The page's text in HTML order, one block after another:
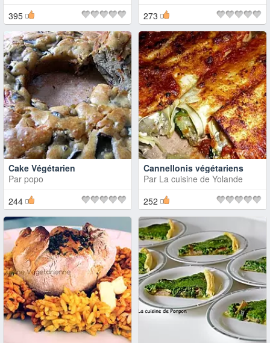
395
273
Cake Végétarien
Par popo
244
Cannellonis végétariens
Par La cuisine de Yolande
252